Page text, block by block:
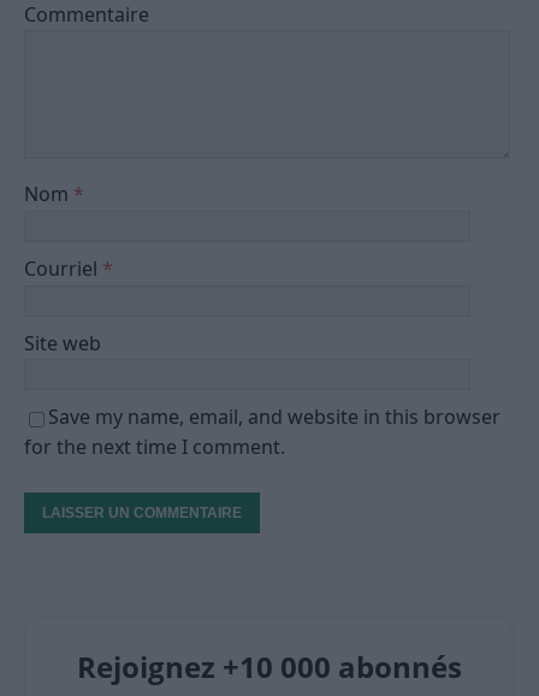
Commentaire
Nom *
Courriel *
Site web
Save my name, email, and website in this browser
for the next time I comment.
Rejoignez +10 000 abonnés